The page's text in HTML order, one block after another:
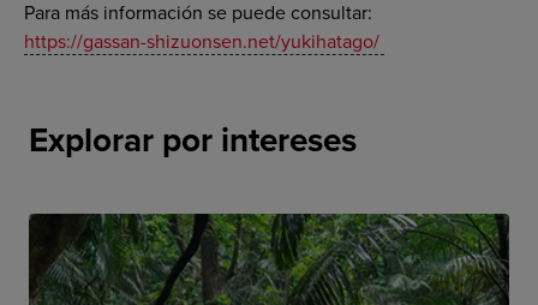
Para más información se puede consultar:
https://gassan-shizuonsen.net/yukihatago/
Explorar por intereses